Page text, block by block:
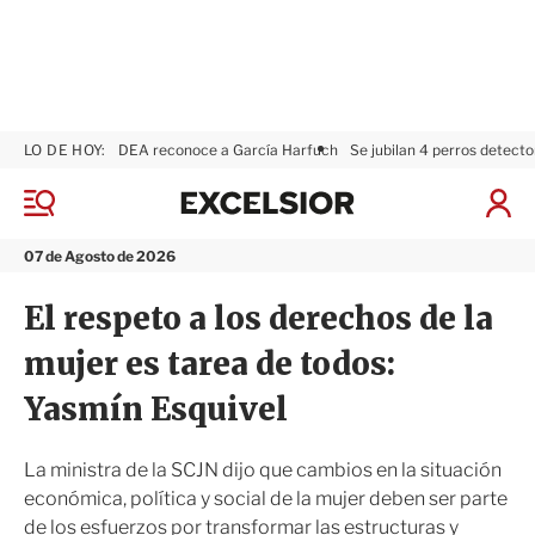
M
n
07 de Agosto de 2026
LO DE HOY: DEA reconoce a García Harfuch Se jubilan 4 perros
I
ó
x
s
i
r
El respeto a los derechos de la
mujer es tarea de todos:
Yasmín Esquivel
La ministra de la SCJN dijo que cambios en la situación
económica, política y social de la mujer deben ser parte
de los esfuerzos por transformar las estructuras y